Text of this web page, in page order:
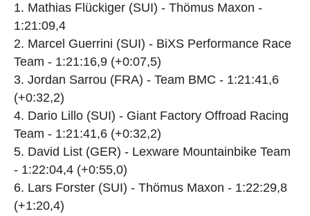
Mathias Flückiger (SUI) - Thömus Maxon -
1:21:09,4
Marcel Guerrini (SUI) - BiXS Performance Race
Team - 1:21:16,9 (+0:07,5)
Jordan Sarrou (FRA) - Team BMC - 1:21:41,6
(+0:32,2)
Dario Lillo (SUI) - Giant Factory Offroad Racing
Team - 1:21:41,6 (+0:32,2)
David List (GER) - Lexware Mountainbike Team
- 1:22:04,4 (+0:55,0)
Lars Forster (SUI) - Thömus Maxon - 1:22:29,8
(+1:20,4)